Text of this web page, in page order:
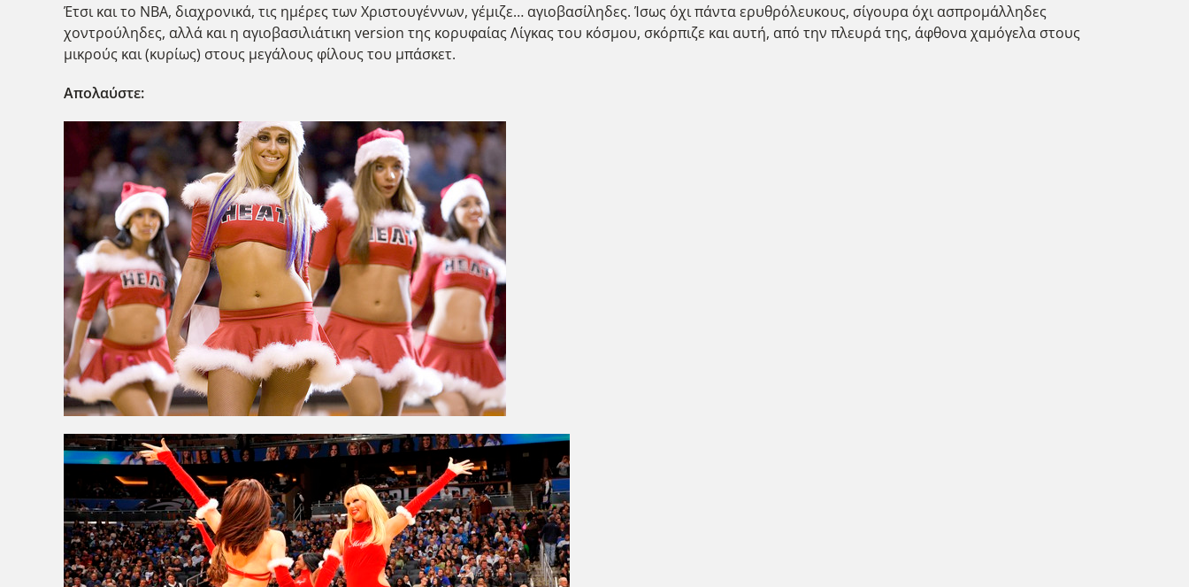
Έτσι και το ΝΒΑ, διαχρονικά, τις ημέρες των Χριστουγέννων, γέμιζε… αγιοβασίληδες. Ίσως όχι πάντα ερυθρόλευκους, σίγουρα όχι ασπρομάλληδες
χοντρούληδες, αλλά και η αγιοβασιλιάτικη version της κορυφαίας Λίγκας του κόσμου, σκόρπιζε και αυτή, από την πλευρά της, άφθονα χαμόγελα στους
μικρούς και (κυρίως) στους μεγάλους φίλους του μπάσκετ.
Απολαύστε: